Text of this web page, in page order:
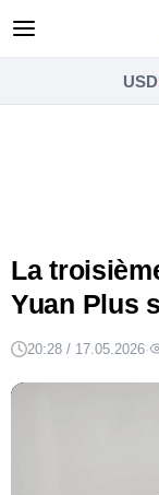
USD
La
Yuan Plus
20:28 / 17.05.2026·